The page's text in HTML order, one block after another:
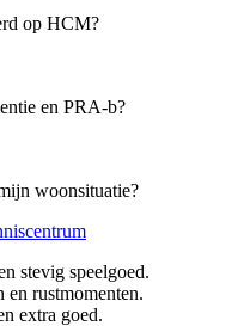
op HCM?
en PRA-b?
woonsituatie?
stevig speelgoed.
en rustmomenten.
extra goed.